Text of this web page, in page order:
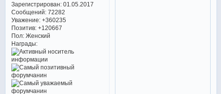
Зарегистрирован: 01.05.2017
Сообщений:72282
Уважение: +360235
Позитив: +120667
Пол:Женский
Награды: